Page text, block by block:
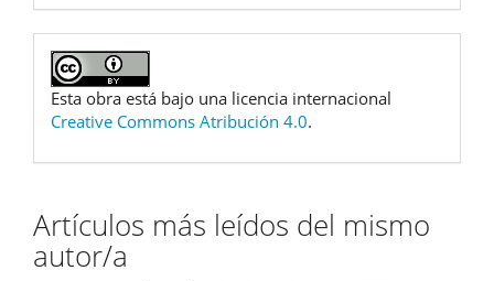
Esta obra está bajo una licencia internacional
Creative Commons Atribución 4.0.
Artículos más leídos del mismo
autor/a